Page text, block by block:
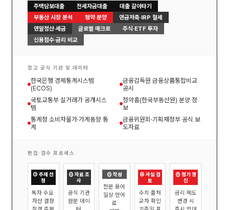
주택담보대출 전세자금대출
대출 갈아타기
부동산 시장 분석
청약·분양
연금저축·IRP 절세
연말정산·세금
글로벌 매크로
주식·ETF 투자
신용점수·금리 비교
참고 공식 기관 및 데이터
한국은행 경제통계시스템
(ECOS)
금융감독원 금융상품통합비교
공시
국토교통부 실거래가 공개시스
템
청약홈(한국부동산원) 분양 정
보
통계청 소비자물가·가계동향 통
계
금융위원회·기획재정부 공식 보
도자료
편집·검수 프로세스
① 주제 선
정
독자 수요·
자산 결정
② 자료 조
사
공식 기관
원문 데이
③ 작성
전문 용어
일상 언어
로
④ 사실 검
토
수치·출처
교차 확인
⑤ 정기 갱
신
금리·제도
변경 시